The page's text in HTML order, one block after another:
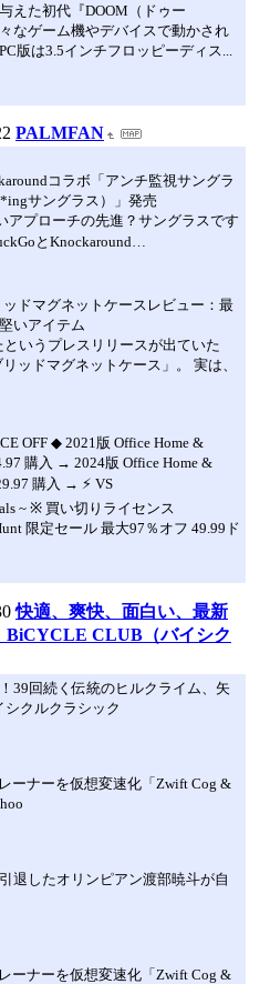
えた初代『DOOM（ドゥー
なゲーム機やデバイスで動かされ
版は3.5インチフロッピーディス...
PALMFAN
コラボ「アンチ監視サングラ
サングラス）」発売
アプローチの先進？サングラスです
とKnockaround…
ッドマグネットケースレビュー：最
いアイテム
いうプレスリリースが出ていた
リッドマグネットケース」。 実は、
OFF ◆ 2021版 Office Home &
購入 → 2024版 Office Home &
購入 → ⚡️ VS
~ ※ 買い切りライセンス
限定セール 最大97％オフ 49.99ド
快適、爽快、面白い、最新
BiCYCLE CLUB（バイシク
39回続く伝統のヒルクライム、矢
クルクラシック
ーナーを仮想変速化「Zwift Cog &
退したオリンピアン渡部暁斗が自
ーナーを仮想変速化「Zwift Cog &